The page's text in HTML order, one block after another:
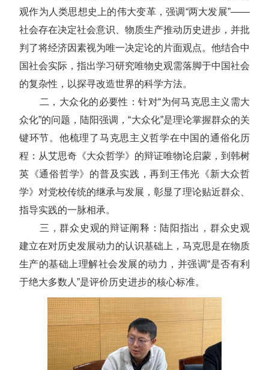
观作为人类思想史上的伟大变革，强调“两大发展”——
社会存在决定社会意识、物质生产推动历史进步，并批
判了将经济因素视为唯一决定论的片面观点。他结合中
国社会实际，指出学习研究唯物史观需落脚于中国社会
的复杂性，以探寻改造世界的科学方法。
二，大众化的必要性：针对“为何马克思主义需大
众化”的问题，陆阳强调，“大众化”是理论掌握群众的关
键环节。他梳理了马克思主义哲学在中国的通俗化历
程：从艾思奇《大众哲学》的辩证唯物论启蒙，到韩树
英《通俗哲学》的普及实践，再到王伟光《新大众哲
学》对党校传统的继承与发展，彰显了理论贴近群众、
指导实践的一脉相承。
三，群众史观的辩证阐释：陆阳指出，群众史观
建立在对历史发展动力的认识基础上，马克思是在物质
生产的基础上理解社会发展的动力，并强调“是否有利
于绝大多数人”是评价历史进步的核心标准。